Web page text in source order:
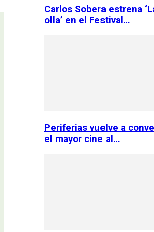
Carlos Sobera estrena
olla’ en el Festival…
Periferias vuelve a
el mayor cine al…